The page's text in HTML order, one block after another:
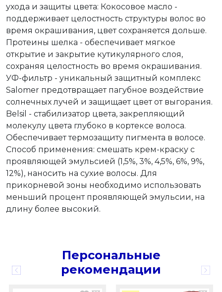
ухода и защиты цвета: Кокосовое масло -
поддерживает целостность структуры волос во
время окрашивания, цвет сохраняется дольше.
Протеины шелка - обеспечивает мягкое
открытие и закрытие кутикулярного слоя,
сохраняя целостность во время окрашивания.
УФ-фильтр - уникальный защитный комплекс
Salomer предотвращает пагубное воздействие
солнечных лучей и защищает цвет от выгорания.
Belsil - стабилизатор цвета, закрепляющий
молекулу цвета глубоко в кортексе волоса.
Обеспечивает термозащиту пигмента в волосе.
Способ применения: смешать крем-краску с
проявляющей эмульсией (1,5%, 3%, 4,5%, 6%, 9%,
12%), наносить на сухие волосы. Для
прикорневой зоны необходимо использовать
меньший процент проявляющей эмульсии, на
длину более высокий.
Персональные
рекомендации